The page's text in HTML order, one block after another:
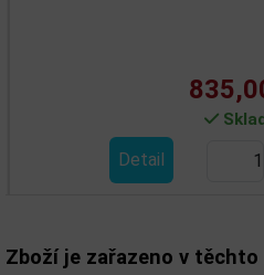
Detail
Zboží je zařazeno v